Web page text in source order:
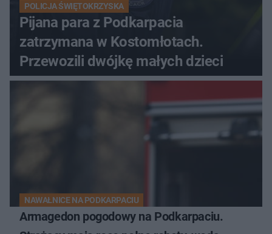
POLICJA ŚWIĘTOKRZYSKA
Pijana para z Podkarpacia
zatrzymana w Kostomłotach.
Przewozili dwójkę małych dzieci
NAWAŁNICE NA PODKARPACIU
Armagedon pogodowy na Podkarpaciu.